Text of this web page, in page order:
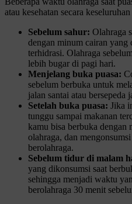
atau kesehatan secara
Sebelum sahur: Olahraga
dengan minum cairan yang
terhidrasi. Olahraga
lebih bugar di pagi hari.
Menjelang buka puasa:
sebelum berbuka untuk
jalan santai atau bersepeda
Setelah buka puasa: Jika
tunggu sampai makanan
kamu bisa berbuka dengan
olahraga, dan
berolahraga.
Sebelum tidur di malam
yang dikonsumsi saat
sehingga menjadi waktu
berolahraga 30 menit